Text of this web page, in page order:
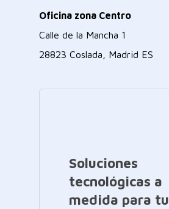
Oficina zona Centro
Calle de la Mancha 1
28823 Coslada, Madrid ES
Soluciones
tecnológicas a
medida para tu